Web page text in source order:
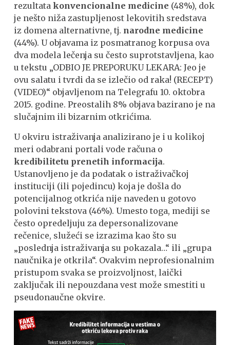
rezultatakonvencionalne medicine (48%), dok
je nešto niža zastupljenost lekovitih sredstava
iz domena alternativne, tj. narodne medicine
(44%). U objavama iz posmatranog korpusa ova
dva modela lečenja su često suprotstavljena, kao
u tekstu „ODBIO JE PREPORUKU LEKARA: Jeo je
ovu salatu i tvrdi da se izlečio od raka! (RECEPT)
(VIDEO)“ objavljenom na Telegrafu 10. oktobra
2015. godine. Preostalih 8% objava bazirano je na
slučajnim ili bizarnim otkrićima.
U okviru istraživanja analizirano je i u kolikoj
meri odabrani portali vode računa o
kredibilitetu prenetih informacija.
Ustanovljeno je da podatak o istraživačkoj
instituciji (ili pojedincu) koja je došla do
potencijalnog otkrića nije naveden u gotovo
polovini tekstova (46%). Umesto toga, mediji se
često opredeljuju za depersonalizovane
rečenice, služeći se izrazima kao što su
„poslednja istraživanja su pokazala…“ ili „grupa
naučnika je otkrila“. Ovakvim neprofesionalnim
pristupom svaka se proizvoljnost, laički
zaključak ili nepouzdana vest može smestiti u
pseudonaučne okvire.